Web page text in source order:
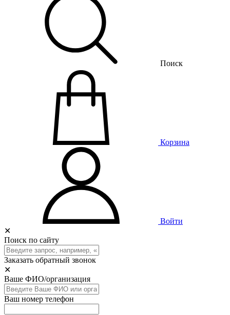
Поиск
Корзина
Войти
✕
Поиск по сайту
Заказать обратный звонок
✕
Ваше ФИО/организация
Ваш номер телефон